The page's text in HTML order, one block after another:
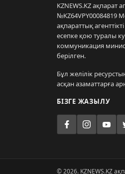
KZNEWS.KZ ақпарат
№KZ64VPY00084819
ақпараттық
есепке қою туралы
коммуникация
берілген.
Бұл желілік
асқан азаматтарға
БІЗГЕ ЖАЗЫЛУ
© 2026. KZNEWS.KZ